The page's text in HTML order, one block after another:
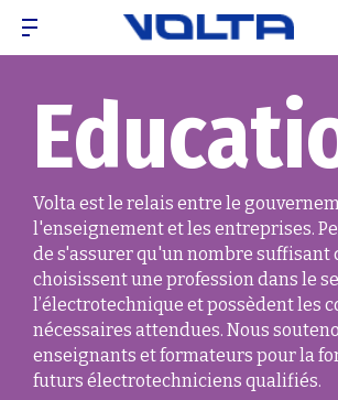
Volta est le relais entre le
l'enseignement et les entreprises.
de s'assurer qu'un nombre suffisant
choisissent une profession dans le
l’électrotechnique et possèdent les
nécessaires attendues. Nous
enseignants et formateurs pour la
futurs électrotechniciens qualifiés.